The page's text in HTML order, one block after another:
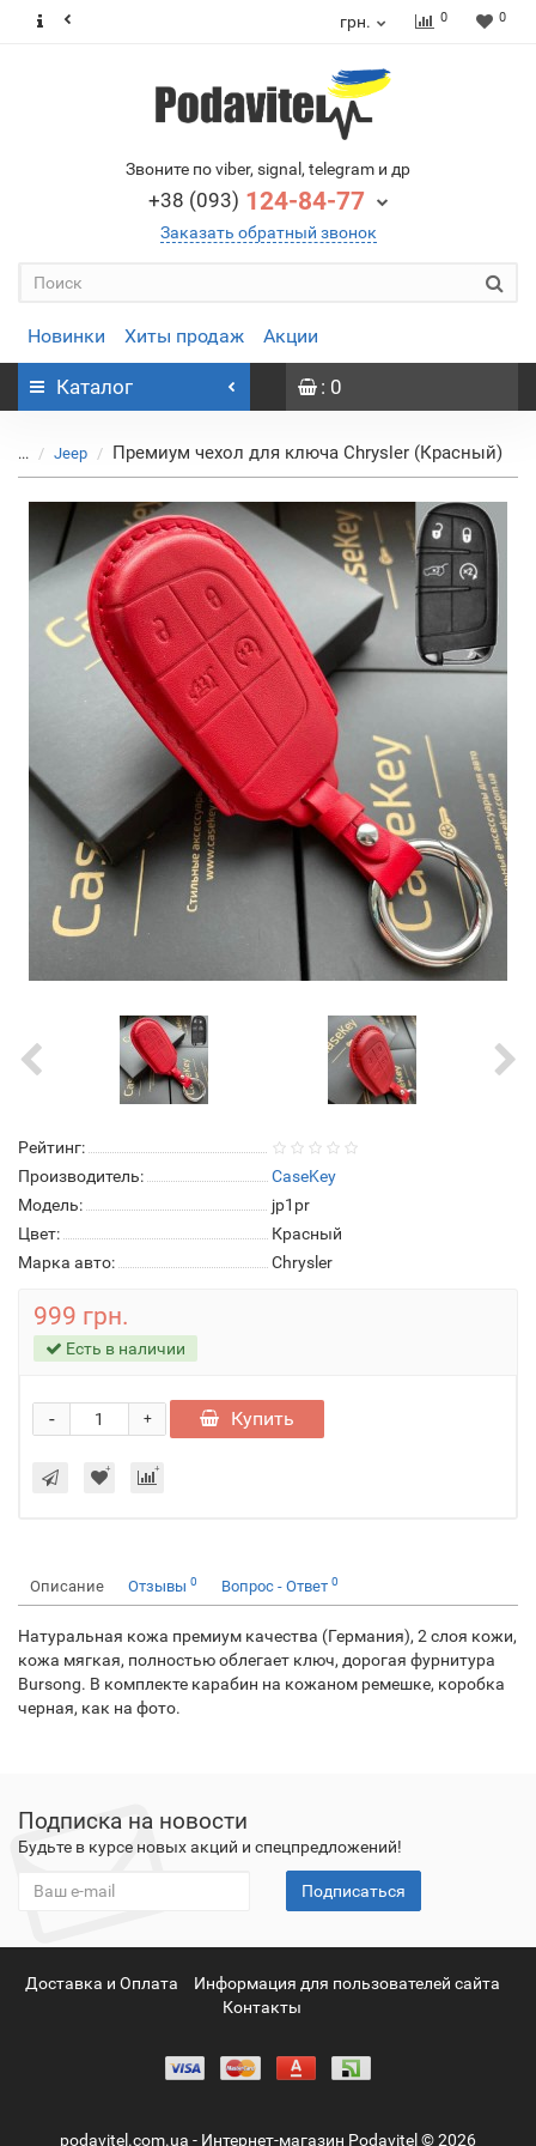
грн. 0 0
Звоните по viber, signal, telegram и др
+38 (093) 124-84-77
Заказать обратный звонок
Новинки Хиты продаж Акции
Каталог : 0
... Jeep Премиум чехол для ключа Chrysler (Красный)
Рейтинг:
Производитель:
CaseKey
Модель:
jp1pr
Цвет:
Красный
Марка авто:
Chrysler
999 грн.
Есть в наличии
+
- Купить
Описание Отзывы 0 Вопрос - Ответ 0
Натуральная кожа премиум качества (Германия), 2 слоя кожи,
кожа мягкая, полностью облегает ключ, дорогая фурнитура
Bursong. В комплекте карабин на кожаном ремешке, коробка
черная, как на фото.
Подписка на новости
Будьте в курсе новых акций и спецпредложений!
Подписаться
Доставка и Оплата
Информация для пользователей сайта
Контакты
podavitel.com.ua - Интернет-магазин Podavitel © 2026